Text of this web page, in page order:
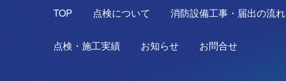
TOP 点検について 消防設備工事・届出の流れ
点検・施工実績 お知らせ お問合せ